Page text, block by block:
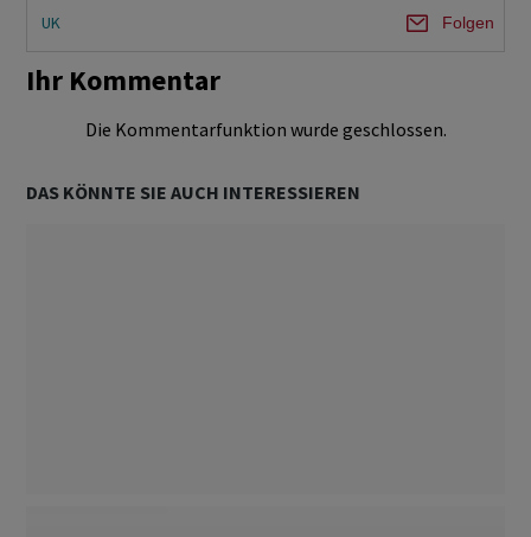
UK Folgen
Ihr Kommentar
Die Kommentarfunktion wurde geschlossen.
DAS KÖNNTE SIE AUCH INTERESSIEREN